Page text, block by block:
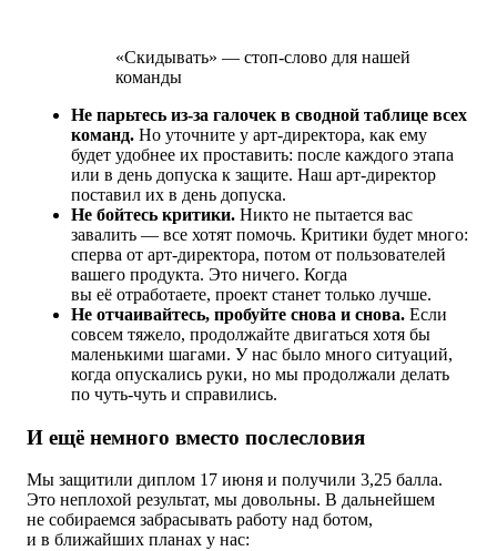
«Скидывать» — стоп-слово для нашей
команды
Не парьтесь из-за галочек в сводной таблице всех
команд. Но уточните у арт-директора, как ему
будет удобнее их проставить: после каждого этапа
или в день допуска к защите. Наш арт-директор
поставил их в день допуска.
Не бойтесь критики. Никто не пытается вас
завалить — все хотят помочь. Критики будет много:
сперва от арт-директора, потом от пользователей
вашего продукта. Это ничего. Когда
вы её отработаете, проект станет только лучше.
Не отчаивайтесь, пробуйте снова и снова. Если
совсем тяжело, продолжайте двигаться хотя бы
маленькими шагами. У нас было много ситуаций,
когда опускались руки, но мы продолжали делать
по чуть-чуть и справились.
И ещё немного вместо послесловия
Мы защитили диплом 17 июня и получили 3,25 балла.
Это неплохой результат, мы довольны. В дальнейшем
не собираемся забрасывать работу над ботом,
и в ближайших планах у нас: